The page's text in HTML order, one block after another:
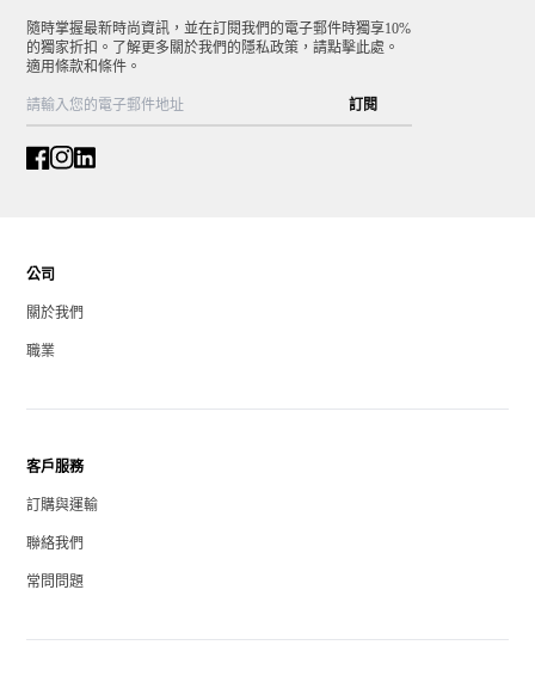
隨時掌握最新時尚資訊，並在訂閱我們的電子郵件時獨享10%
的獨家折扣。了解更多關於我們的隱私政策，請點擊此處。
適用條款和條件。
訂閱
公司
關於我們
職業
客戶服務
訂購與運輸
聯絡我們
常問問題